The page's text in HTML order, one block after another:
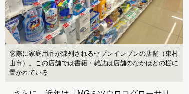
窓際に家庭用品が陳列されるセブンイレブンの店舗（東村
山市）。この店舗では書籍・雑誌は店舗のなかほどの棚に
置かれている